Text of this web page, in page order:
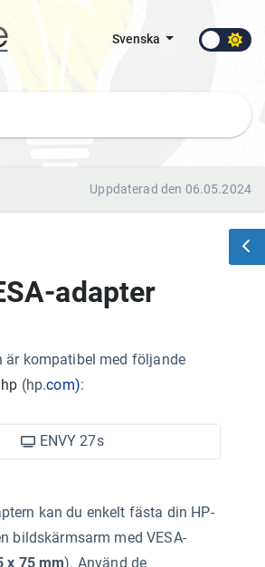
Svenska
Uppdaterad den 06.05.2024
adapter
är kompatibel med följande
hp (hp.com):
ENVY 27s
kan du enkelt fästa din HP-
bildskärmsarm med VESA-
x 75 mm). Använd de